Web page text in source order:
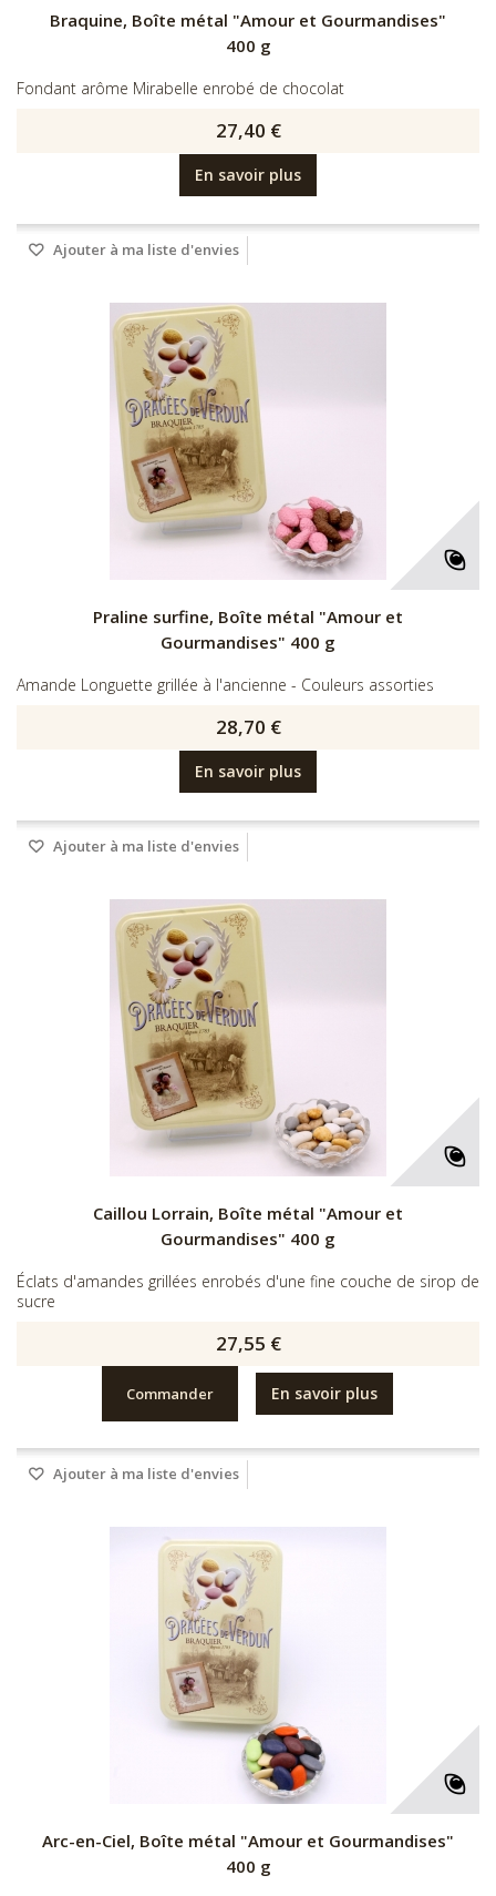
Braquine, Boîte métal "Amour et Gourmandises"
400 g
Fondant arôme Mirabelle enrobé de chocolat
27,40 €
En savoir plus
Ajouter à ma liste d'envies
Praline surfine, Boîte métal "Amour et
Gourmandises" 400 g
Amande Longuette grillée à l'ancienne - Couleurs assorties
28,70 €
En savoir plus
Ajouter à ma liste d'envies
Caillou Lorrain, Boîte métal "Amour et
Gourmandises" 400 g
Éclats d'amandes grillées enrobés d'une fine couche de sirop de
sucre
27,55 €
Commander En savoir plus
Ajouter à ma liste d'envies
Arc-en-Ciel, Boîte métal "Amour et Gourmandises"
400 g